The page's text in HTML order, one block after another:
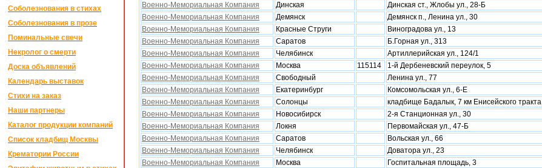
Соболезнования в стихах
Соболезнования в прозе
Поминальные свечи
Некролог о смерти
Доска объявлений
Календарь выставок
Стихи на заказ
Наши партнеры
Каталог продукции компаний
Список кладбищ Москвы
Крематории России
Военно-Мемориальная Компания
Динская Динская ст., Жлобы ул., 28-Б
Военно-Мемориальная Компания
Демянск Демянск п., Ленина ул., 30
Военно-Мемориальная Компания
Красные Струги Виноградова ул., 13
Военно-Мемориальная Компания
Саратов Б.Горная ул., 313
Военно-Мемориальная Компания
Челябинск Артиллерийская ул., 124/1
Военно-Мемориальная Компания
Москва 115114 1-й Дербеневский переулок, 5
Военно-Мемориальная Компания
Свободный Ленина ул., 77
Военно-Мемориальная Компания
Екатеринбург Комсомольская ул., 6-Е
Военно-Мемориальная Компания
Солонцы кладбище Бадалык, 7 км Енисейского тракта
Военно-Мемориальная Компания
Новосибирск 2-я Станционная ул., 30
Военно-Мемориальная Компания
Локня Первомайская ул., 47-Б
Военно-Мемориальная Компания
Саратов Вольская ул., 66
Военно-Мемориальная Компания
Челябинск Доватора ул., 23
Военно-Мемориальная Компания
Москва Госпитальная площадь, 3